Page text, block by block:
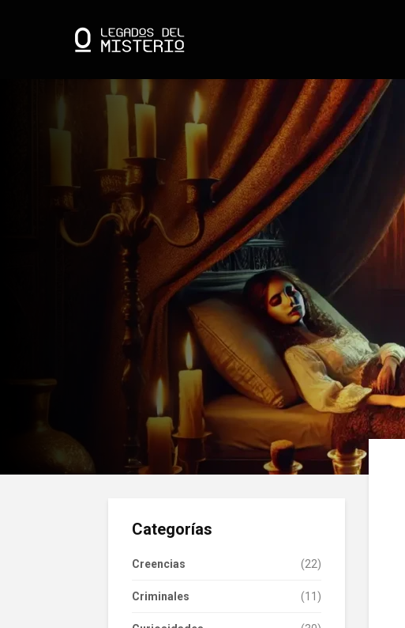
Categorías
Creencias (22)
Criminales (11)